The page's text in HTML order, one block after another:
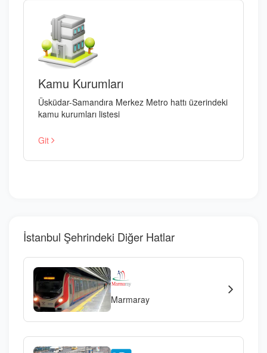
Kamu Kurumları
Üsküdar-Samandıra Merkez Metro hattı üzerindeki
kamu kurumları listesi
Git
İstanbul Şehrindeki Diğer Hatlar
Marmaray